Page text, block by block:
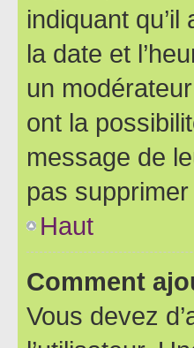
indiquant
la date et
un
ont la
message de
pas
Haut
Comment
Vous devez